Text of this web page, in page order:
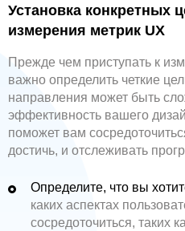
Установка конкретных
измерения метрик UX
Прежде чем приступать к
важно определить четкие
направления может быть
эффективность вашего
поможет вам
достичь, и отслеживать
Определите, что вы
каких аспектах
сосредоточиться, таких